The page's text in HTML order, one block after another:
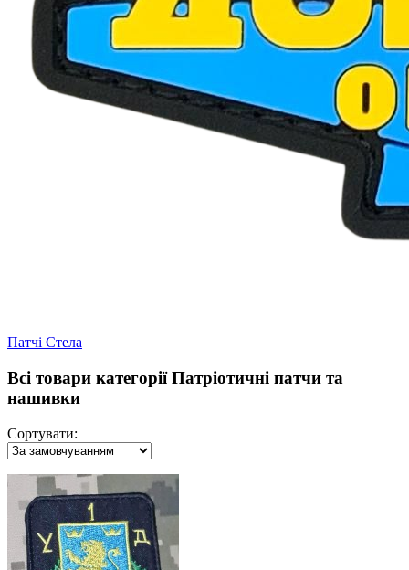
Патчі Стела
Всі товари категорії Патріотичні патчи та
нашивки
Сортувати: